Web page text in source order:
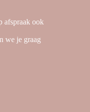
afspraak ook
we je graag